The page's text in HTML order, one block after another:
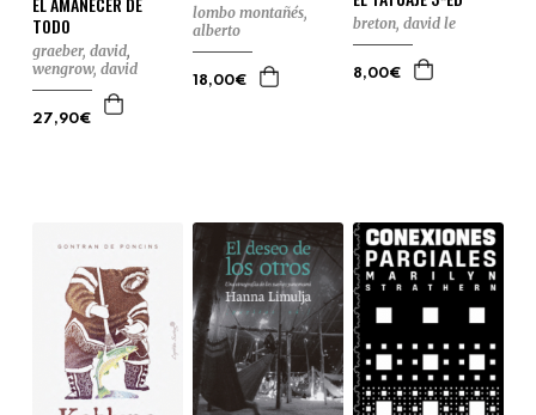
TODO
graeber, david,
wengrow, david
27,90€
lombo montañés,
alberto
18,00€
breton, david le
8,00€